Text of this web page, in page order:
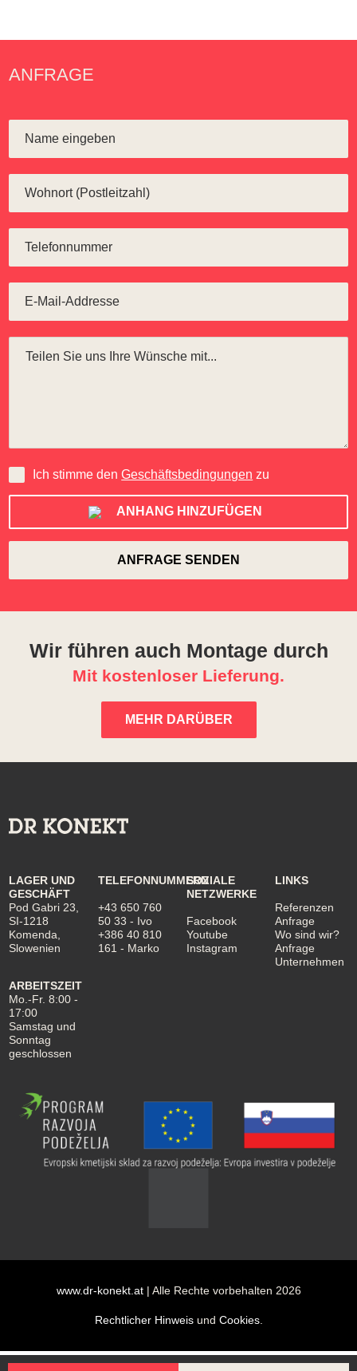
ANFRAGE
Ich stimme denGeschäftsbedingungen zu
ANHANG HINZUFÜGEN
Wir führen auch Montage durch
Mit kostenloser Lieferung.
MEHR DARÜBER
LAGER UND
GESCHÄFT
Pod Gabri 23,
SI-1218
Komenda,
Slowenien
ARBEITSZEIT
Mo.-Fr. 8:00 -
17:00
Samstag und
Sonntag
geschlossen
TELEFONNUMMERN
+43 650 760
50 33 - Ivo
+386 40 810
161 - Marko
SOZIALE
NETZWERKE
Facebook
Youtube
Instagram
LINKS
Referenzen
Anfrage
Wo sind wir?
Anfrage
Unternehmen
www.dr-konekt.at| Alle Rechte vorbehalten 2026
Rechtlicher Hinweisund Cookies.